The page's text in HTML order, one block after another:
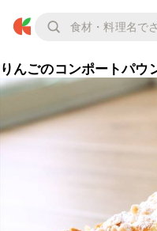
りんごのコンポートパウ